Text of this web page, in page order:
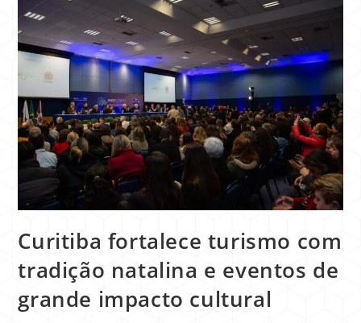
Curitiba fortalece turismo com
tradição natalina e eventos de
grande impacto cultural